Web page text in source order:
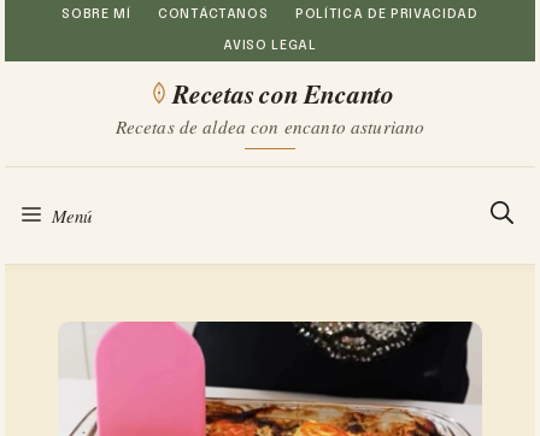
Saltar
al
SOBRE MÍ CONTÁCTANOS POLÍTICA DE PRIVACIDAD
AVISO LEGAL
Recetas con Encanto
Recetas de aldea con encanto asturiano
Menú